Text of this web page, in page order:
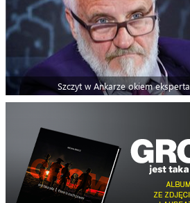
Szczyt w Ankarze okiem eksperta